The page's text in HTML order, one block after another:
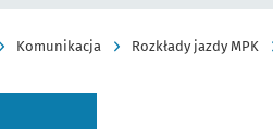
Komunikacja Rozkłady jazdy MPK